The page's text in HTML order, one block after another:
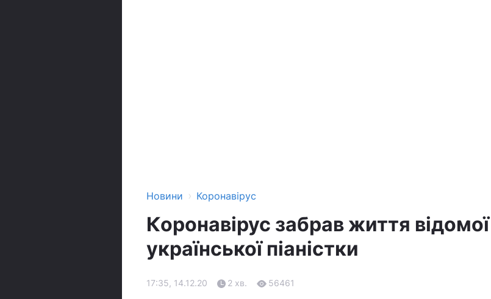
Новини › Коронавірус
Коронавірус забрав життя відомої
української піаністки
17:35, 14.12.20 2 хв. 56461